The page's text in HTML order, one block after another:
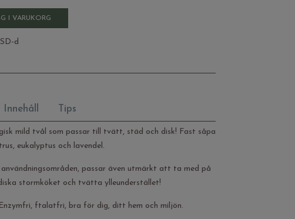
I VARUKORG
d
Innehåll Tips
mild tvål som passar till tvätt, städ och disk! Fast såpa
eukalyptus och lavendel.
passar även utmärkt att ta med på
stormköket och tvätta ylleunderstället!
ftalatfri, bra för dig, ditt hem och miljön.